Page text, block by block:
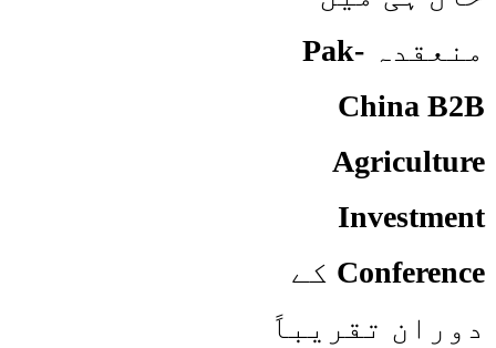
منعقدہ Pak-
China B2B
Agriculture
Investment
Conference کے
دوران تقریباً